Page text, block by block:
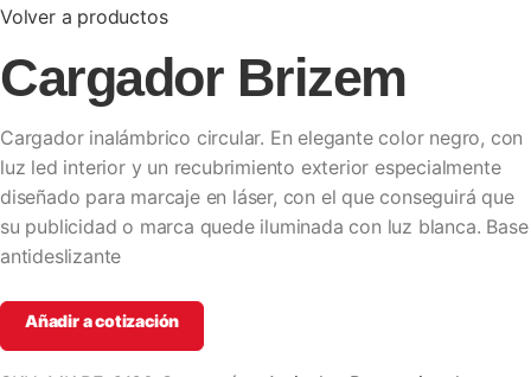
Volver a productos
Cargador Brizem
Cargador inalámbrico circular. En elegante color negro, con
luz led interior y un recubrimiento exterior especialmente
diseñado para marcaje en láser, con el que conseguirá que
su publicidad o marca quede iluminada con luz blanca. Base
antideslizante
Añadir a cotización